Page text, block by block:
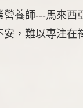
營養師---馬來
，難以專注